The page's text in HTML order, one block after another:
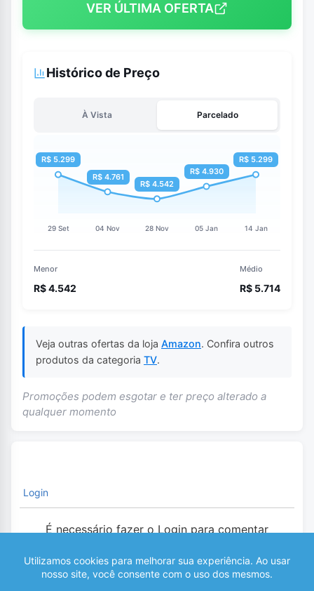
VER ÚLTIMA OFERTA
Histórico de Preço
À Vista Parcelado
Menor
R$ 4.542
Médio
R$ 5.714
Veja outras ofertas da loja Amazon. Confira outros
produtos da categoria TV.
Promoções podem esgotar e ter preço alterado a
qualquer momento
Login
É necessário fazer o Login para comentar
0 COMENTÁRIOS